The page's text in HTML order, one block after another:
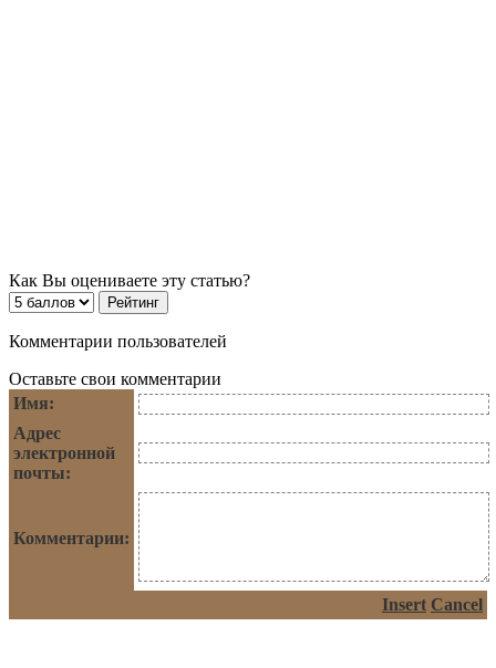
Как Вы оцениваете эту статью?
Комментарии пользователей
Оставьте свои комментарии
Имя:
Адрес
электронной
почты:
Комментарии:
Insert Cancel